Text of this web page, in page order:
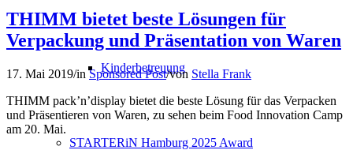
Kinderbetreuung
STARTERiN Hamburg 2025 Award
THIMM bietet beste Lösungen für
Verpackung und Präsentation von Waren
17. Mai 2019/inSponsored Post/von Stella Frank
THIMM pack’n’display bietet die beste Lösung für das Verpacken
und Präsentieren von Waren, zu sehen beim Food Innovation Camp
am 20. Mai.